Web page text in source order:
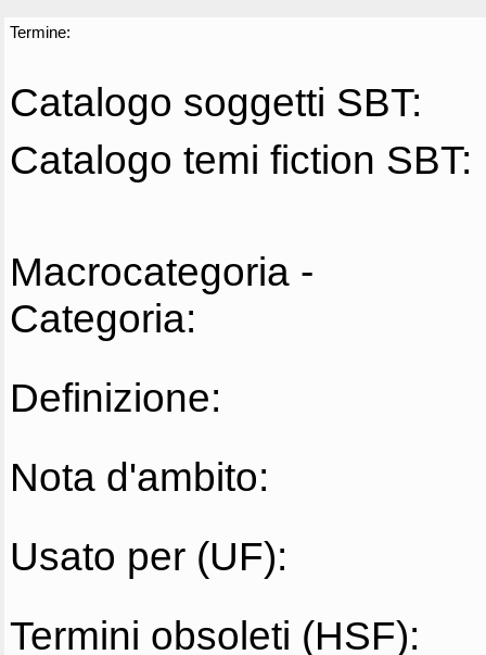
Termine:
Catalogo soggetti SBT:
Catalogo temi fiction SBT:
Macrocategoria -
Categoria:
Definizione:
Nota d'ambito:
Usato per (UF):
Termini obsoleti (HSF):